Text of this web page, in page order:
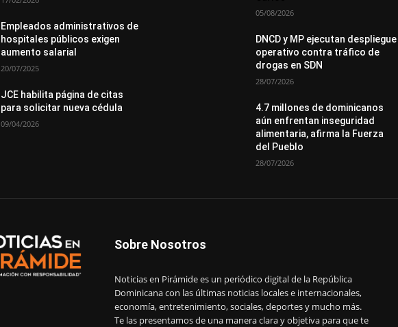
Empleados administrativos de
hospitales públicos exigen
aumento salarial
20/07/2025
JCE habilita página de citas
para solicitar nueva cédula
09/04/2026
05/08/2026
DNCD y MP ejecutan despliegue
operativo contra tráfico de
drogas en SDN
28/07/2026
4.7 millones de dominicanos
aún enfrentan inseguridad
alimentaria, afirma la Fuerza
del Pueblo
28/07/2026
Sobre Nosotros
Noticias en Pirámide es un periódico digital de la República
Dominicana con las últimas noticias locales e internacionales,
economía, entretenimiento, sociales, deportes y mucho más.
Te las presentamos de una manera clara y objetiva para que te